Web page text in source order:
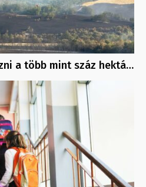
a több mint száz hektá…